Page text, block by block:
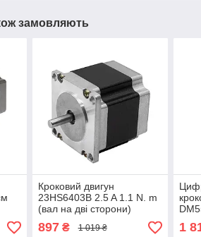
замовляють
Кроковий двигун
23HS6403B 2.5 A 1.1 N. m
(вал на дві сторони)
897₴ 1 019 ₴ 1